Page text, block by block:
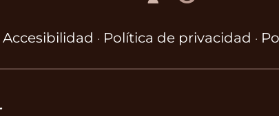
Accesibilidad · Política de privacidad ·